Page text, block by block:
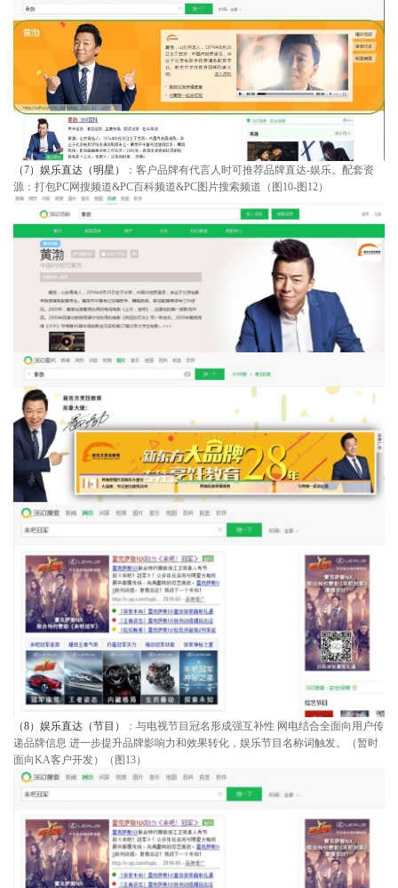
（7） 娱乐直达（明星）
：客户品牌有代言人时可推荐品牌直达-娱乐。配套资
源：打包PC网搜频道&PC百科频道&PC图片搜索频道（图10-图12）
（8）娱乐直达（节目） ： 与电视节目冠名形成强互补性 网电结合全面向用户传
递品牌信息 进一步提升品牌影响力和效果转化，娱乐节目名称词触发。（暂时
面向KA客户开发）（图13）